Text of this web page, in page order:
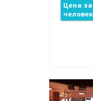
Цена за